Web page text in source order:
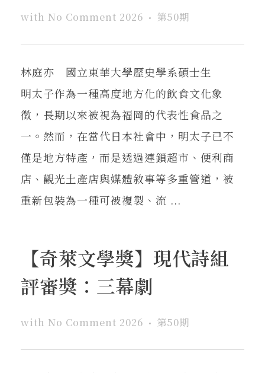
with No Comment 2026 第50期
林庭亦 國立東華大學歷史學系碩士生
明太子作為一種高度地方化的飲食文化象
徵，長期以來被視為福岡的代表性食品之
一。然而，在當代日本社會中，明太子已不
僅是地方特產，而是透過連鎖超市、便利商
店、觀光土產店與媒體敘事等多重管道，被
重新包裝為一種可被複製、流 ...
【奇萊文學獎】現代詩組
評審獎：三幕劇
with No Comment 2026 第50期